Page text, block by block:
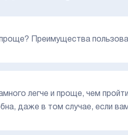
Преимущества
легче и проще, чем
даже в том случае, если